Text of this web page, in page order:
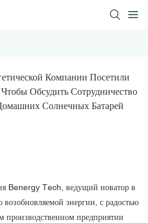
Компании Посетили
Обсудить Сотрудничество
Солнечных Батарей
Benergy Tech, ведущий новатор в
энергии, с радостью
производственном предприятии